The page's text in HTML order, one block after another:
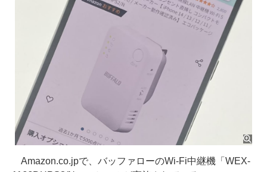
Amazon.co.jpで、バッファローのWi-Fi中継機「WEX-